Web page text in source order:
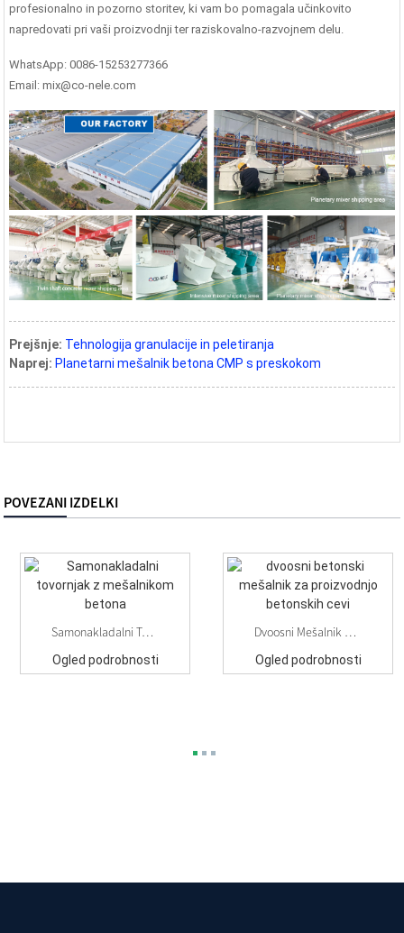
profesionalno in pozorno storitev, ki vam bo pomagala učinkovito
napredovati pri vaši proizvodnji ter raziskovalno-razvojnem delu.
WhatsApp: 0086-15253277366
Email: mix@co-nele.com
Prejšnje: Tehnologija granulacije in peletiranja
Naprej: Planetarni mešalnik betona CMP s preskokom
POVEZANI IZDELKI
Samonakladalni Tovornjak Z Mešalnikom Betona
Ogled podrobnosti
Dvoosni Mešalnik Betona Za Proizvodnjo Betona ...
Ogled podrobnosti